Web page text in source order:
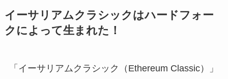
イーサリアムクラシックはハードフォー
クによって生まれた！
「イーサリアムクラシック（Ethereum Classic）」